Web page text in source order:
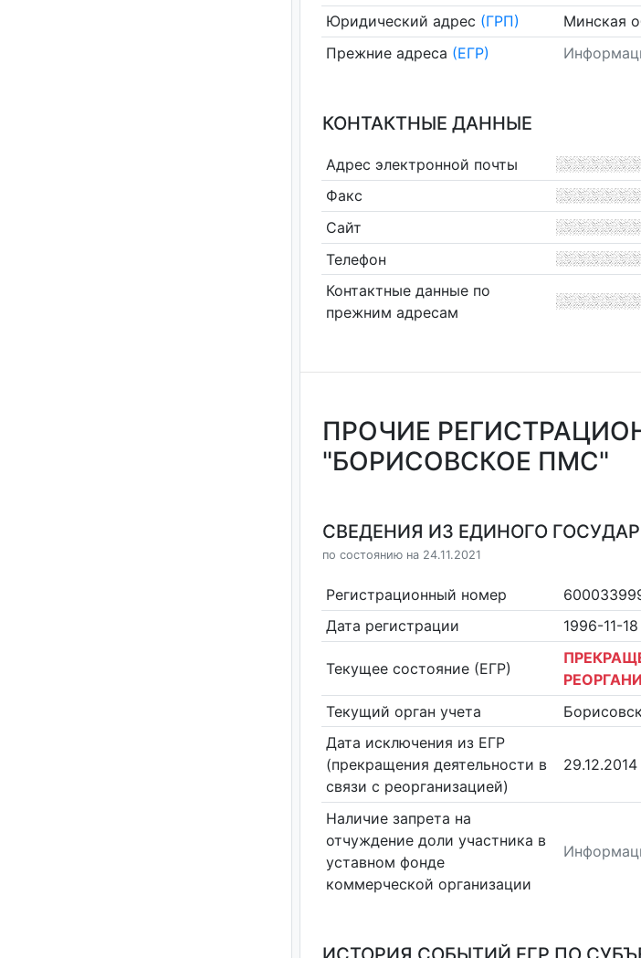
Юридический адрес (ГРП)
Минская
Прежние адреса (ЕГР)
КОНТАКТНЫЕ ДАННЫЕ
Адрес электронной почты
Факс
Сайт
Телефон
Контактные данные по
прежним адресам
ПРОЧИЕ
"БОРИСОВСКОЕ ПМС"
СВЕДЕНИЯ ИЗ ЕДИНОГО
по состоянию на 24.11.2021
Регистрационный номер
Дата регистрации
1996-11-18
Текущее состояние (ЕГР)
Текущий орган учета
Дата исключения из ЕГР
(прекращения деятельности в
связи с реорганизацией)
29.12.2014
Наличие запрета на
отчуждение доли участника в
уставном фонде
коммерческой организации